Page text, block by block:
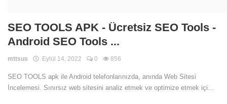
SEO TOOLS APK - Ücretsiz SEO Tools -
Android SEO Tools ...
mttsus Eylül 14, 2022 0 856
SEO TOOLS apk ile Android telefonlarınızda, anında Web Sitesi
İncelemesi. Sınırsız web sitesini analiz etmek ve optimize etmek içi...